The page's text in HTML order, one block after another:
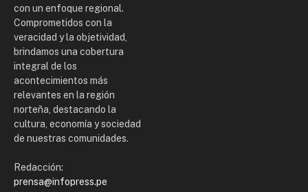
con un enfoque regional.
Comprometidos con la
veracidad y la objetividad,
brindamos una cobertura
integral de los
acontecimientos más
relevantes en la región
norteña, destacando la
cultura, economía y sociedad
de nuestras comunidades.
Redacción:
prensa@infopress.pe